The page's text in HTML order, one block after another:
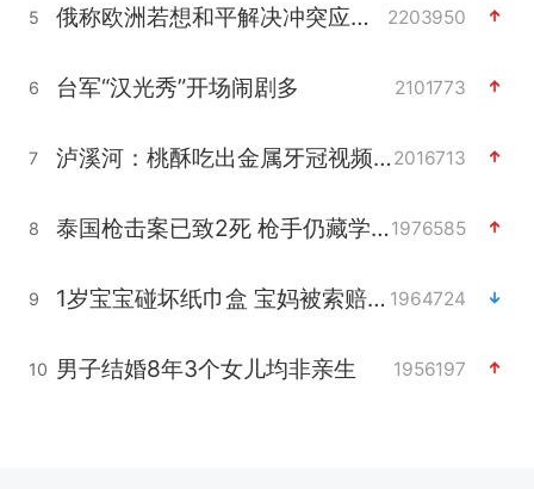
5 俄称欧洲若想和平解决冲突应停止援乌 2203950
6 台军“汉光秀”开场闹剧多 2101773
7 泸溪河：桃酥吃出金属牙冠视频不实2016713
8 泰国枪击案已致2死 枪手仍藏学校附近1976585
9 1岁宝宝碰坏纸巾盒 宝妈被索赔924元 1964724
10 男子结婚8年3个女儿均非亲生 1956197